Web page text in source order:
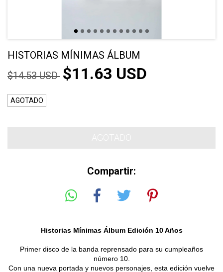
HISTORIAS MÍNIMAS ÁLBUM
$14.53 USD $11.63 USD
AGOTADO
Compartir:
Historias Mínimas Álbum Edición 10 Años
Primer disco de la banda reprensado para su cumpleaños
número 10.
Con una nueva portada y nuevos personajes, esta edición vuelve